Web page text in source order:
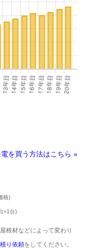
を買う方法はこちら »
格)
×1台)
根材などによって変わり
り依頼をしてください。